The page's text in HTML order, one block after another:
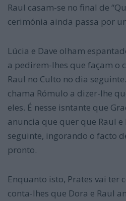
Raul casam-se no final de
cerimónia ainda passa por
Lúcia e Dave olham
a pedirem-lhes que façam o
Raul no Culto no dia
chama Rómulo a dizer-lhe
eles. É nesse isntante que
anuncia que quer que Raul e
seguinte, ingorando o facto
pronto.
Enquanto isto, Prates vai ter
conta-lhes que Dora e Raul